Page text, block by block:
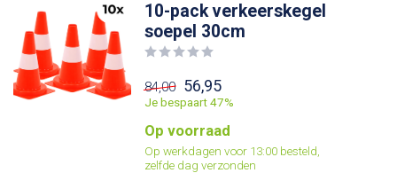
10-pack verkeerskegel
soepel 30cm
84,00 56,95
Je bespaart 47%
Op voorraad
Op werkdagen voor 13:00 besteld,
zelfde dag verzonden